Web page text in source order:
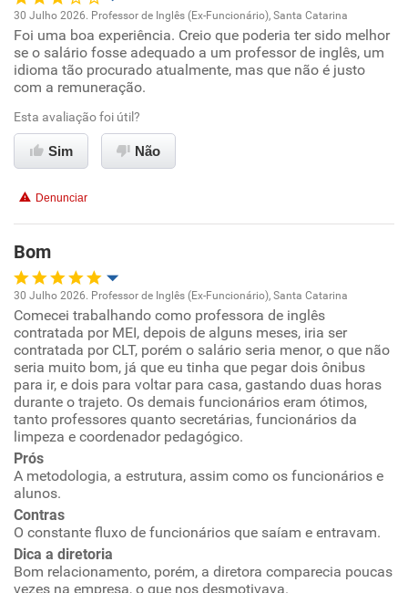
Oportunidade de promoção
Ambiente de trabalho
Conciliação com a vida familiar
Benefícios
30 Julho 2026. Professor de Inglês (Ex-Funcionário), Santa Catarina
Foi uma boa experiência. Creio que poderia ter sido melhor
se o salário fosse adequado a um professor de inglês, um
idioma tão procurado atualmente, mas que não é justo
com a remuneração.
Esta avaliação foi útil?
Sim Não
Denunciar
Bom
Oportunidade de promoção
Ambiente de trabalho
Conciliação com a vida familiar
Benefícios
Recomenda esta empresa
30 Julho 2026. Professor de Inglês (Ex-Funcionário), Santa Catarina
Comecei trabalhando como professora de inglês
contratada por MEI, depois de alguns meses, iria ser
contratada por CLT, porém o salário seria menor, o que não
seria muito bom, já que eu tinha que pegar dois ônibus
para ir, e dois para voltar para casa, gastando duas horas
durante o trajeto. Os demais funcionários eram ótimos,
tanto professores quanto secretárias, funcionários da
limpeza e coordenador pedagógico.
Prós
A metodologia, a estrutura, assim como os funcionários e
alunos.
Contras
O constante fluxo de funcionários que saíam e entravam.
Dica a diretoria
Bom relacionamento, porém, a diretora comparecia poucas
vezes na empresa, o que nos desmotivava.